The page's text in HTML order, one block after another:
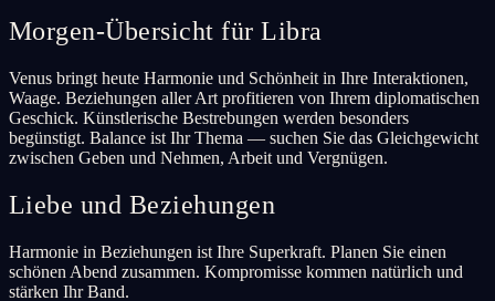
Morgen-Übersicht für Libra
Venus bringt heute Harmonie und Schönheit in Ihre Interaktionen,
Waage. Beziehungen aller Art profitieren von Ihrem diplomatischen
Geschick. Künstlerische Bestrebungen werden besonders
begünstigt. Balance ist Ihr Thema — suchen Sie das Gleichgewicht
zwischen Geben und Nehmen, Arbeit und Vergnügen.
Liebe und Beziehungen
Harmonie in Beziehungen ist Ihre Superkraft. Planen Sie einen
schönen Abend zusammen. Kompromisse kommen natürlich und
stärken Ihr Band.